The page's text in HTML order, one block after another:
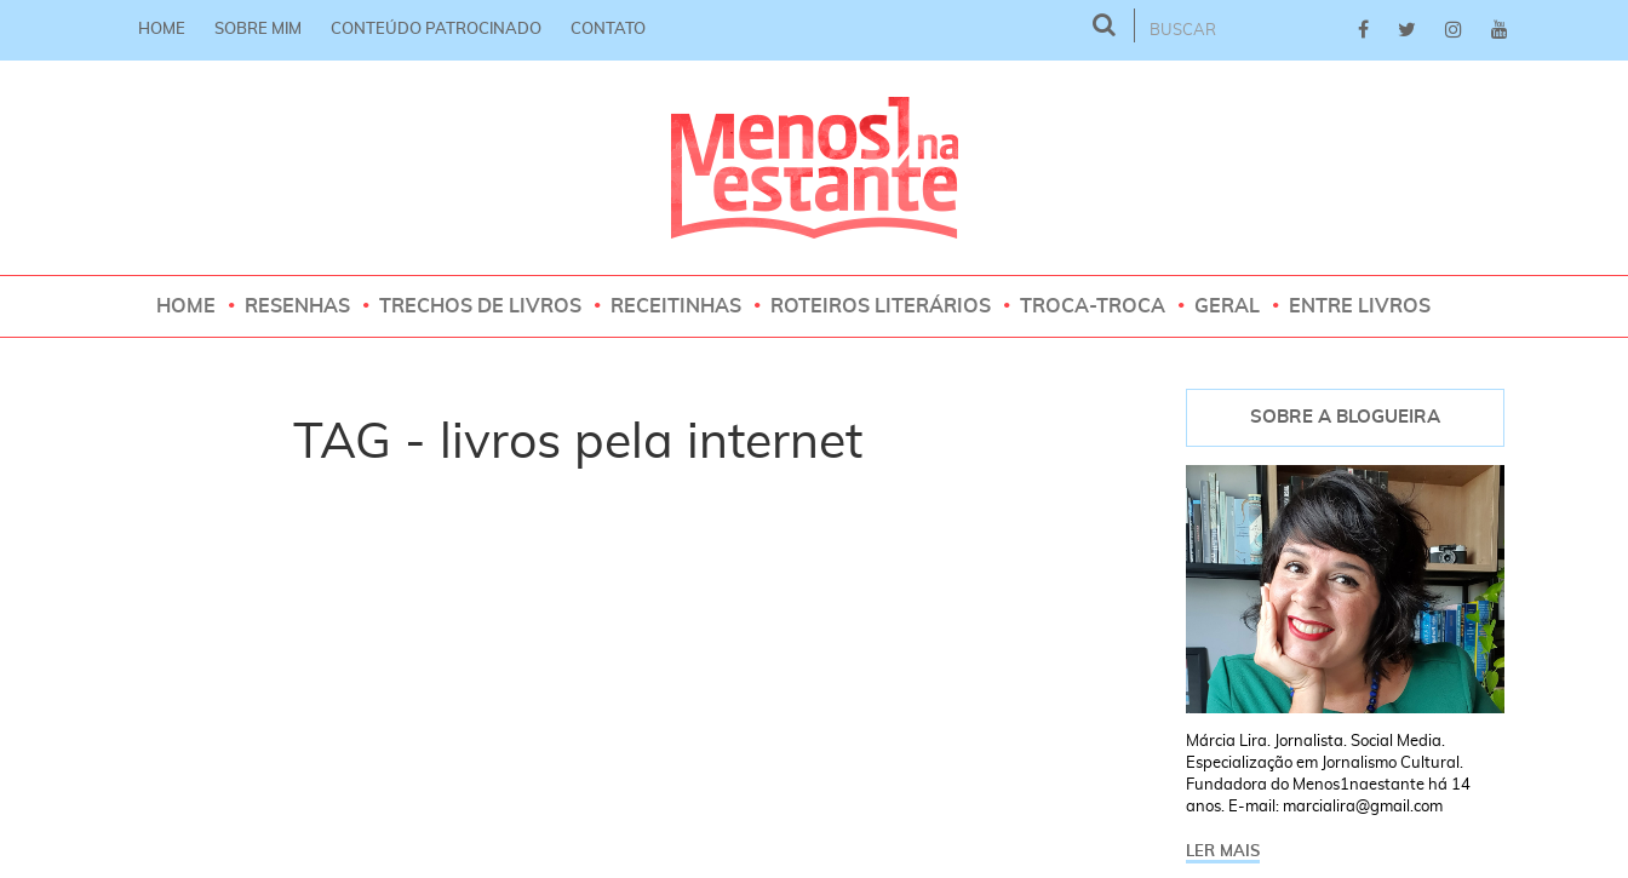
HOME SOBRE MIM CONTEÚDO PATROCINADO CONTATO
HOME RESENHAS TRECHOS DE LIVROS RECEITINHAS ROTEIROS LITERÁRIOS TROCA-TROCA GERAL ENTRE LIVROS
TAG - livros pela internet
SOBRE A BLOGUEIRA
Márcia Lira. Jornalista. Social Media.
Especialização em Jornalismo Cultural.
Fundadora do Menos1naestante há 14
anos. E-mail: marcialira@gmail.com
LER MAIS